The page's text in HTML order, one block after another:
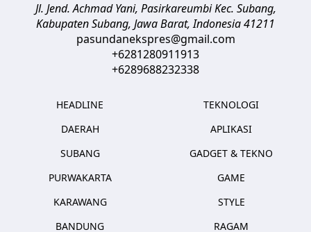
Jl. Jend. Achmad Yani, Pasirkareumbi Kec. Subang,
Kabupaten Subang, Jawa Barat,Indonesia41211
pasundanekspres@gmail.com
+6281280911913
+6289688232338
HEADLINE
DAERAH
SUBANG
PURWAKARTA
KARAWANG
BANDUNG
TEKNOLOGI
APLIKASI
GADGET & TEKNO
GAME
STYLE
RAGAM